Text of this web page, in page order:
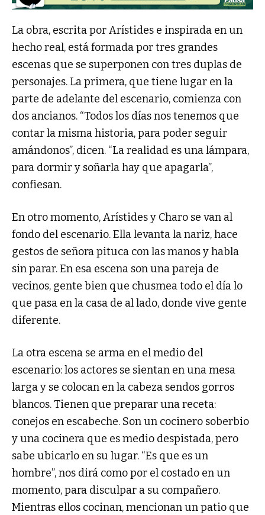
La obra, escrita por Arístides e inspirada en un
hecho real, está formada por tres grandes
escenas que se superponen con tres duplas de
personajes. La primera, que tiene lugar en la
parte de adelante del escenario, comienza con
dos ancianos. “Todos los días nos tenemos que
contar la misma historia, para poder seguir
amándonos”, dicen. “La realidad es una lámpara,
para dormir y soñarla hay que apagarla”,
confiesan.
En otro momento, Arístides y Charo se van al
fondo del escenario. Ella levanta la nariz, hace
gestos de señora pituca con las manos y habla
sin parar. En esa escena son una pareja de
vecinos, gente bien que chusmea todo el día lo
que pasa en la casa de al lado, donde vive gente
diferente.
La otra escena se arma en el medio del
escenario: los actores se sientan en una mesa
larga y se colocan en la cabeza sendos gorros
blancos. Tienen que preparar una receta:
conejos en escabeche. Son un cocinero soberbio
y una cocinera que es medio despistada, pero
sabe ubicarlo en su lugar. “Es que es un
hombre”, nos dirá como por el costado en un
momento, para disculpar a su compañero.
Mientras ellos cocinan, mencionan un patio que